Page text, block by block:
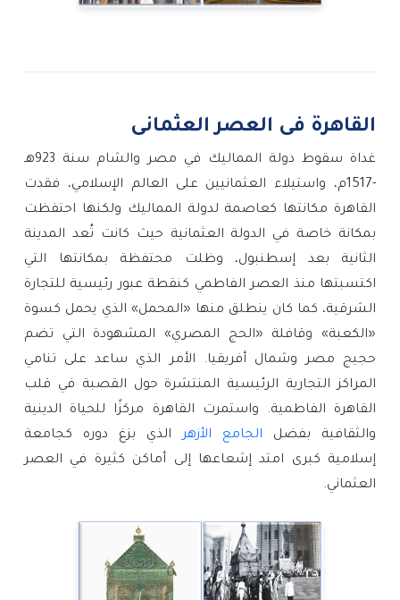
القاهرة فى العصر العثمانى
والثقافية بفضل الجامع الأزهر
إسلامية كبرى امتد إشعاعها إلى أماكن كثيرة في العصر
العثماني.